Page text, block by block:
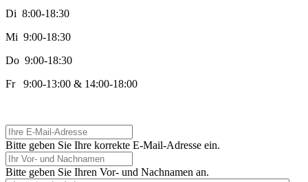
Di 8:00-18:30
Mi 9:00-18:30
Do 9:00-18:30
Fr 9:00-13:00 & 14:00-18:00
Ihre E-Mail-Adresse
Bitte geben Sie Ihre korrekte E-Mail-Adresse ein.
Ihr Vor- und Nachnamen
Bitte geben Sie Ihren Vor- und Nachnamen an.